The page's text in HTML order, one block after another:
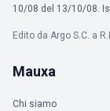
10/08 del 13/10/08.
Edito da Argo S.C. a
Mauxa
Chi siamo